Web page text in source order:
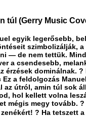
túl (Gerry Music
egyik legerősebb,
szimbolizálják,
— de nem tettük.
a csendesebb,
érzések dominálnak.
Ez a feldolgozás
az útról, amin túl sok
hol kellett volna
mégis megy tovább.
? Ha tetszett